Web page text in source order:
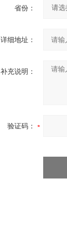
省份：
详细地址：
补充说明：
验证码：